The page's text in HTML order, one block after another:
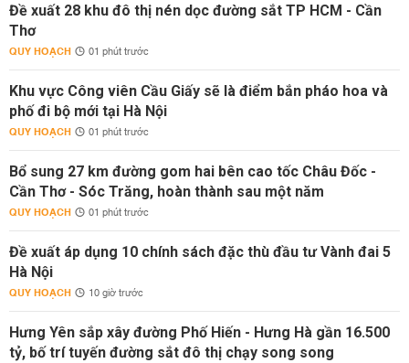
Đề xuất 28 khu đô thị nén dọc đường sắt TP HCM - Cần
Thơ
QUY HOẠCH 01 phút trước
Khu vực Công viên Cầu Giấy sẽ là điểm bắn pháo hoa và
phố đi bộ mới tại Hà Nội
QUY HOẠCH 01 phút trước
Bổ sung 27 km đường gom hai bên cao tốc Châu Đốc -
Cần Thơ - Sóc Trăng, hoàn thành sau một năm
QUY HOẠCH 01 phút trước
Đề xuất áp dụng 10 chính sách đặc thù đầu tư Vành đai 5
Hà Nội
QUY HOẠCH 10 giờ trước
Hưng Yên sắp xây đường Phố Hiến - Hưng Hà gần 16.500
tỷ, bố trí tuyến đường sắt đô thị chạy song song